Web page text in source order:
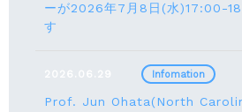
ーが2026年7月8日(水)17:00-
す
2026.06.29
Prof. Jun Ohata(North
Infomation